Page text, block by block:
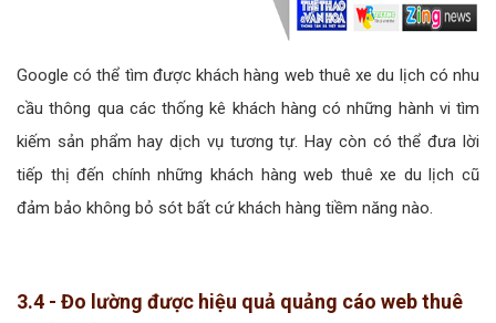
Google có thể tìm được khách hàng web thuê xe du lịch có nhu
cầu thông qua các thống kê khách hàng có những hành vi tìm
kiếm sản phẩm hay dịch vụ tương tự. Hay còn có thể đưa lời
tiếp thị đến chính những khách hàng web thuê xe du lịch cũ
đảm bảo không bỏ sót bất cứ khách hàng tiềm năng nào.
3.4 - Đo lường được hiệu quả quảng cáo web thuê